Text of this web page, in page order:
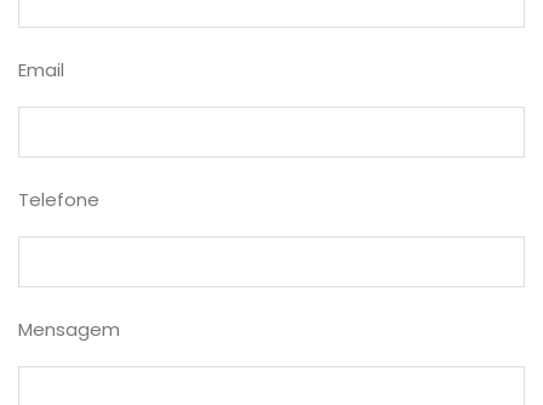
Email
Telefone
Mensagem